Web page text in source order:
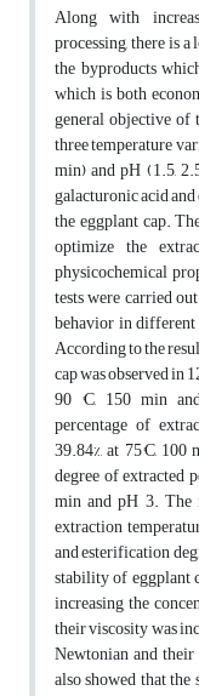
Along with
processing, there is
the byproducts
which is both
general objective of
three temperature
min) and pH (1.5,
galacturonic acid
the eggplant cap.
optimize the
physicochemical
tests were carried
behavior in
According to the
cap was observed in
90 °C, 150 min
percentage of
39.84%, at 75°C,
degree of extracted
min and pH 3. The
extraction
and esterification
stability of eggplant
increasing the
their viscosity was
Newtonian and
also showed that